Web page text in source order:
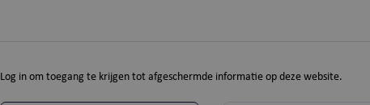
Log in om toegang te krijgen tot afgeschermde informatie op deze website.